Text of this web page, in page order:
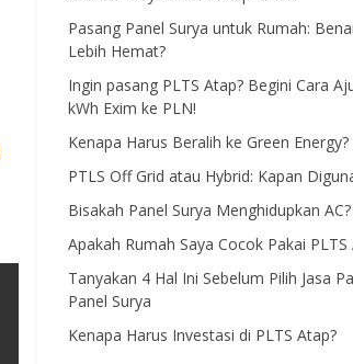
Pasang Panel Surya untuk Rumah:
Lebih Hemat?
Ingin pasang PLTS Atap? Begini Cara
kWh Exim ke PLN!
Kenapa Harus Beralih ke Green Energy?
PTLS Off Grid atau Hybrid: Kapan
Bisakah Panel Surya Menghidupkan AC?
Apakah Rumah Saya Cocok Pakai PLTS
Tanyakan 4 Hal Ini Sebelum Pilih Jasa
Panel Surya
Kenapa Harus Investasi di PLTS Atap?